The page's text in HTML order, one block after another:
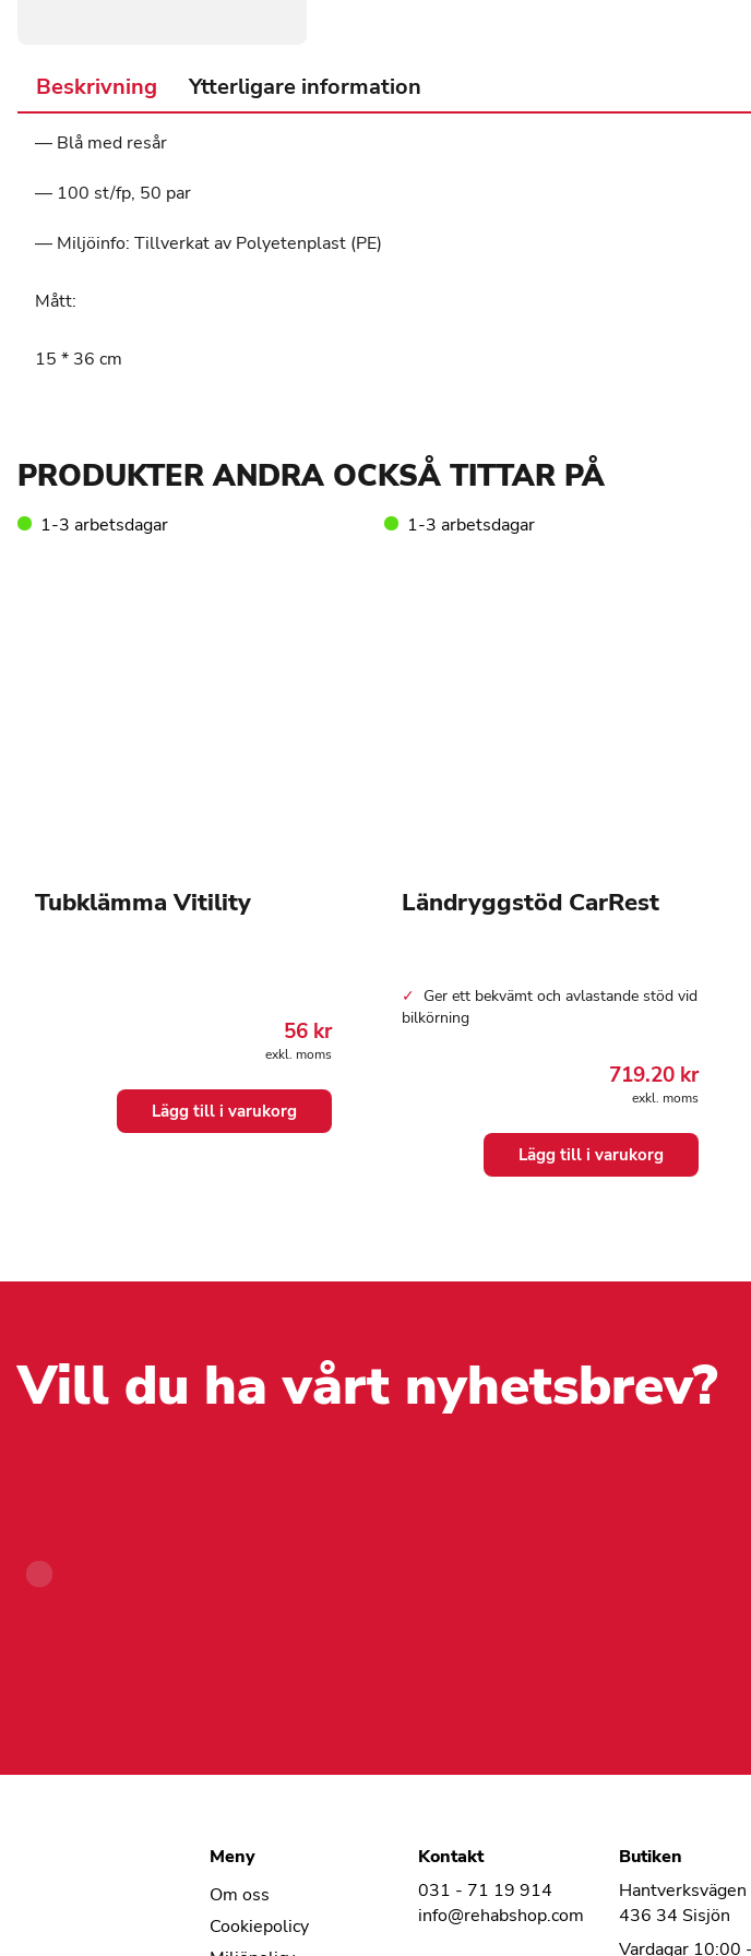
Beskrivning Ytterligare information
— Blå med resår
— 100 st/fp, 50 par
— Miljöinfo: Tillverkat av Polyetenplast (PE)
Mått:
15 * 36 cm
PRODUKTER ANDRA OCKSÅ TITTAR PÅ
1-3 arbetsdagar
Tubklämma Vitility
56 kr
exkl. moms
Lägg till i varukorg
1-3 arbetsdagar
Ländryggstöd CarRest
Ger ett bekvämt och avlastande stöd vid
bilkörning
719.20 kr
exkl. moms
Lägg till i varukorg
Vill du ha vårt nyhetsbrev?
Meny
Om oss
Cookiepolicy
Kontakt
031 - 71 19 914
info@rehabshop.com
Butiken
Hantverksvägen
436 34 Sisjön
Vardagar 10:00